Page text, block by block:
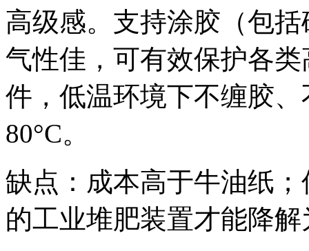
高级感。支持涂胶（包
气性佳，可有效保护各
件，低温环境下不缠胶
80°C。
缺点：成本高于牛油纸
的工业堆肥装置才能降